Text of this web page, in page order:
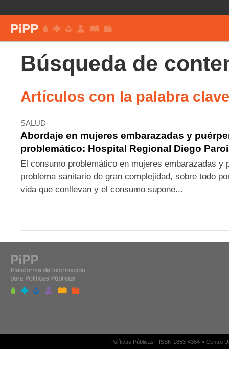
Búsqueda de
Artículos con la palabra
SALUD
Abordaje en mujeres embarazadas y
problemático: Hospital Regional Diego
El consumo problemático en mujeres embarazadas y
problema sanitario de gran complejidad, sobre todo
vida que conllevan y el consumo supone...
Políticas Públicas - ISSN 1853-4384 » Centro